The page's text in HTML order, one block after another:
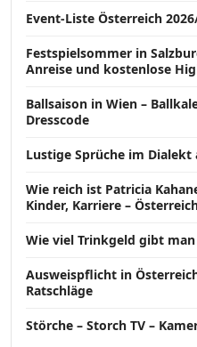
Event-Liste Österreich
Festspielsommer in
Anreise und kostenlose
Ballsaison in Wien –
Dresscode
Lustige Sprüche im Dialekt
Wie reich ist Patricia
Kinder, Karriere –
Wie viel Trinkgeld gibt
Ausweispflicht in
Ratschläge
Störche – Storch TV –